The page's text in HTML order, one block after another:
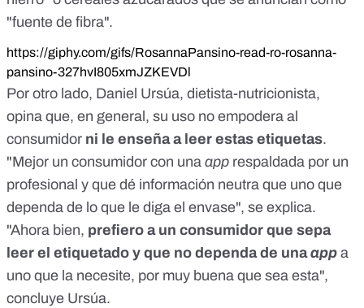
"fuente de fibra".
https://giphy.com/gifs/RosannaPansino-read-ro-rosanna-
pansino-327hvI805xmJZKEVDl
Por otro lado, Daniel Ursúa, dietista-nutricionista,
opina que, en general, su uso no empodera al
consumidor ni le enseña a leer estas etiquetas.
"Mejor un consumidor con una app respaldada por un
profesional y que dé información neutra que uno que
dependa de lo que le diga el envase", se explica.
"Ahora bien, prefiero a un consumidor que sepa
leer el etiquetado y que no dependa de unaapp a
uno que la necesite, por muy buena que sea esta",
concluye Ursúa.